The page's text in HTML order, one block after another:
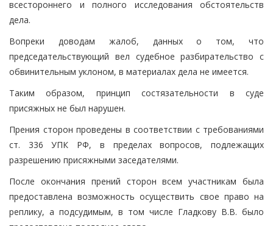
всестороннего и полного исследования обстоятельств
дела.
Вопреки доводам жалоб, данных о том, что
председательствующий вел судебное разбирательство с
обвинительным уклоном, в материалах дела не имеется.
Таким образом, принцип состязательности в суде
присяжных не был нарушен.
Прения сторон проведены в соответствии с требованиями
ст. 336 УПК РФ, в пределах вопросов, подлежащих
разрешению присяжными заседателями.
После окончания прений сторон всем участникам была
предоставлена возможность осуществить свое право на
реплику, а подсудимым, в том числе Гладкову В.В. было